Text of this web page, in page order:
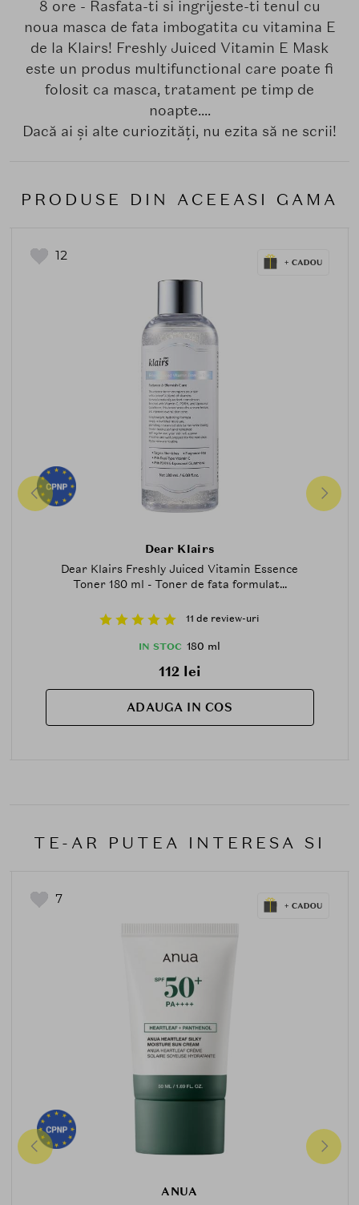
8 ore - Rasfata-ti si ingrijeste-ti tenul cu
noua masca de fata imbogatita cu vitamina E
de la Klairs! Freshly Juiced Vitamin E Mask
este un produs multifunctional care poate fi
folosit ca masca, tratament pe timp de
noapte....
Dacă ai și alte curiozități, nu ezita să ne scrii!
PRODUSE DIN ACEEASI GAMA
12
Dear Klairs
Dear Klairs Freshly Juiced Vitamin Essence
Toner 180 ml - Toner de fata formulat...
11 de review-uri
IN STOC 180 ml
112 lei
ADAUGA IN COS
TE-AR PUTEA INTERESA SI
7
ANUA